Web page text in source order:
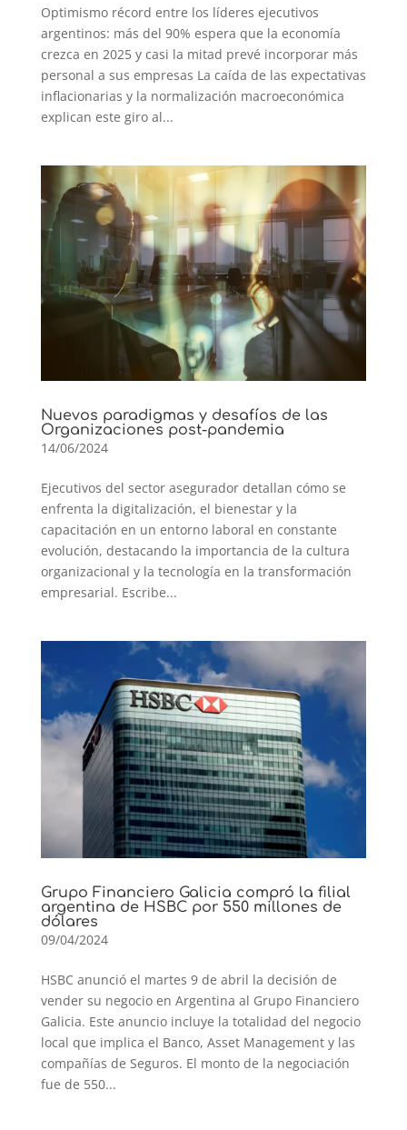
Optimismo récord entre los líderes ejecutivos
argentinos: más del 90% espera que la economía
crezca en 2025 y casi la mitad prevé incorporar más
personal a sus empresas La caída de las expectativas
inflacionarias y la normalización macroeconómica
explican este giro al...
Nuevos paradigmas y desafíos de las
Organizaciones post-pandemia
14/06/2024
Ejecutivos del sector asegurador detallan cómo se
enfrenta la digitalización, el bienestar y la
capacitación en un entorno laboral en constante
evolución, destacando la importancia de la cultura
organizacional y la tecnología en la transformación
empresarial. Escribe...
Grupo Financiero Galicia compró la filial
argentina de HSBC por 550 millones de
dólares
09/04/2024
HSBC anunció el martes 9 de abril la decisión de
vender su negocio en Argentina al Grupo Financiero
Galicia. Este anuncio incluye la totalidad del negocio
local que implica el Banco, Asset Management y las
compañías de Seguros. El monto de la negociación
fue de 550...